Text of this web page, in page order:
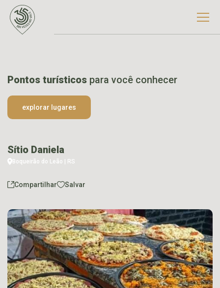
Pontos turísticos para você conhecer
explorar lugares
Sítio Daniela
Boqueirão do Leão | RS
Compartilhar Salvar